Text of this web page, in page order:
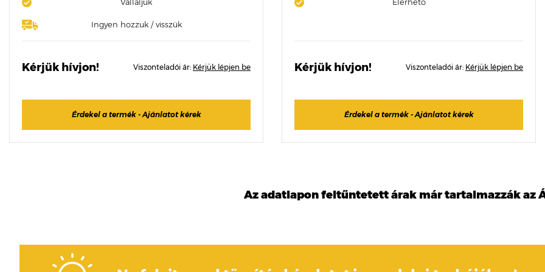
Ingyen hozzuk / visszük
Kérjük hívjon! Viszonteladói ár: Kérjük lépjen be
Érdekel a termék - Ajánlatot kérek
Kérjük hívjon! Viszonteladói ár: Kérjük lépjen be
Érdekel a termék - Ajánlatot kérek
Az adatlapon feltűntetett árak már tartalmazzák az